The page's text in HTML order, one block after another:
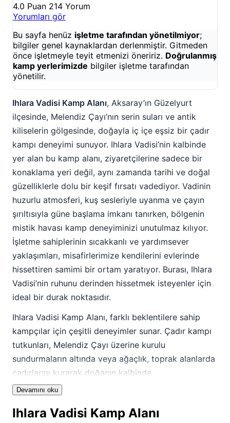
4.0 Puan 214 Yorum
Yorumları gör
Bu sayfa henüz işletme tarafından yönetilmiyor;
bilgiler genel kaynaklardan derlenmiştir. Gitmeden
önce işletmeyle teyit etmenizi öneririz. Doğrulanmış
kamp yerlerimizde bilgiler işletme tarafından
yönetilir.
Ihlara Vadisi Kamp Alanı, Aksaray’ın Güzelyurt
ilçesinde, Melendiz Çayı’nın serin suları ve antik
kiliselerin gölgesinde, doğayla iç içe eşsiz bir çadır
kampı deneyimi sunuyor. Ihlara Vadisi’nin kalbinde
yer alan bu kamp alanı, ziyaretçilerine sadece bir
konaklama yeri değil, aynı zamanda tarihi ve doğal
güzelliklerle dolu bir keşif fırsatı vadediyor. Vadinin
huzurlu atmosferi, kuş sesleriyle uyanma ve çayın
şırıltısıyla güne başlama imkanı tanırken, bölgenin
mistik havası kamp deneyiminizi unutulmaz kılıyor.
İşletme sahiplerinin sıcakkanlı ve yardımsever
yaklaşımları, misafirlerimize kendilerini evlerinde
hissettiren samimi bir ortam yaratıyor. Burası, Ihlara
Vadisi’nin ruhunu derinden hissetmek isteyenler için
ideal bir durak noktasıdır.
Ihlara Vadisi Kamp Alanı, farklı beklentilere sahip
kampçılar için çeşitli deneyimler sunar. Çadır kampı
tutkunları, Melendiz Çayı üzerine kurulu
sundurmaların altında veya ağaçlık, toprak alanlarda
çadırlarını kurarak doğanın kalbinde
konaklayabilirler. Özellikle su üstündeki
böceklerden uzak ve farklı bir atmosfer arayanlar
Devamını oku
Ihlara Vadisi Kamp Alanı